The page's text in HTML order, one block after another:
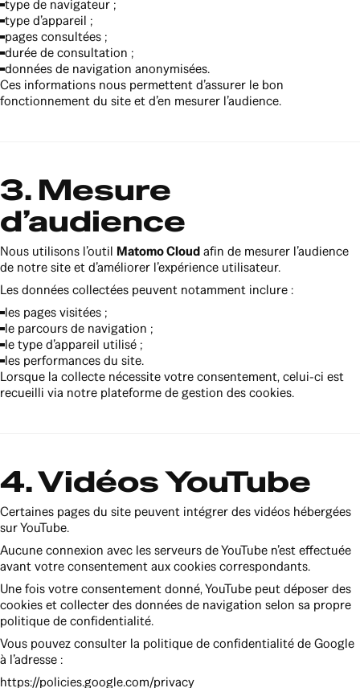
type de navigateur ;
type d’appareil ;
pages consultées ;
durée de consultation ;
données de navigation anonymisées.
Ces informations nous permettent d’assurer le bon
fonctionnement du site et d’en mesurer l’audience.
3. Mesure
d’audience
Nous utilisons l’outil Matomo Cloudafin de mesurer l’audience
de notre site et d’améliorer l’expérience utilisateur.
Les données collectées peuvent notamment inclure :
les pages visitées ;
le parcours de navigation ;
le type d’appareil utilisé ;
les performances du site.
Lorsque la collecte nécessite votre consentement, celui-ci est
recueilli via notre plateforme de gestion des cookies.
4. Vidéos YouTube
Certaines pages du site peuvent intégrer des vidéos hébergées
sur YouTube.
Aucune connexion avec les serveurs de YouTube n’est effectuée
avant votre consentement aux cookies correspondants.
Une fois votre consentement donné, YouTube peut déposer des
cookies et collecter des données de navigation selon sa propre
politique de confidentialité.
Vous pouvez consulter la politique de confidentialité de Google
à l’adresse :
https://policies.google.com/privacy